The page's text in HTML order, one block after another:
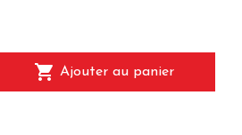
shopping_cart Ajouter au panier